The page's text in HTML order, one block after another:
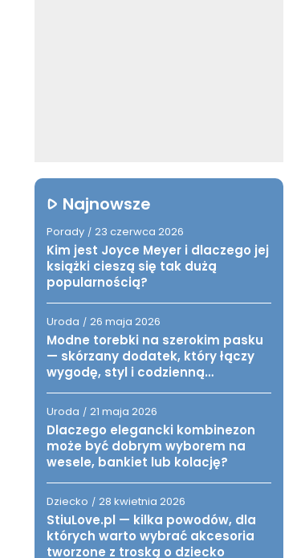
Najnowsze
Porady / 23 czerwca 2026
Kim jest Joyce Meyer i dlaczego jej
książki cieszą się tak dużą
popularnością?
Uroda / 26 maja 2026
Modne torebki na szerokim pasku
— skórzany dodatek, który łączy
wygodę, styl i codzienną
Uroda / 21 maja 2026
Dlaczego elegancki kombinezon
może być dobrym wyborem na
wesele, bankiet lub kolację?
Dziecko / 28 kwietnia 2026
StiuLove.pl — kilka powodów, dla
których warto wybrać akcesoria
tworzone z troską o dziecko